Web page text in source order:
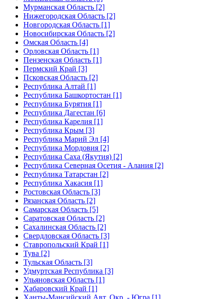
Мурманская Область [2]
Нижегородская Область [2]
Новгородская Область [1]
Новосибирская Область [2]
Омская Область [4]
Орловская Область [1]
Пензенская Область [1]
Пермский Край [3]
Псковская Область [2]
Республика Алтай [1]
Республика Башкортостан [1]
Республика Бурятия [1]
Республика Дагестан [6]
Республика Карелия [1]
Республика Крым [3]
Республика Марий Эл [4]
Республика Мордовия [2]
Республика Саха (Якутия) [2]
Республика Северная Осетия - Алания [2]
Республика Татарстан [2]
Республика Хакасия [1]
Ростовская Область [3]
Рязанская Область [2]
Самарская Область [5]
Саратовская Область [2]
Сахалинская Область [2]
Свердловская Область [3]
Ставропольский Край [1]
Тува [2]
Тульская Область [3]
Удмуртская Республика [3]
Ульяновская Область [1]
Хабаровский Край [1]
Ханты-Мансийский Авт. Окр. - Югра [1]